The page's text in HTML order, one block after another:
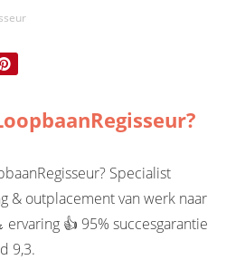
Specialist
& outplacement van werk naar
👍 95% succesgarantie
9,3.